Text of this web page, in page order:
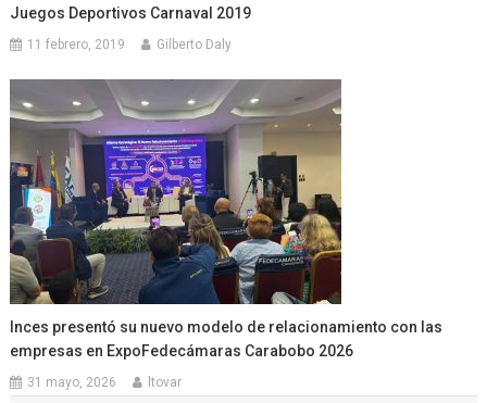
Juegos Deportivos Carnaval 2019
11 febrero, 2019 Gilberto Daly
Inces presentó su nuevo modelo de relacionamiento con las
empresas en ExpoFedecámaras Carabobo 2026
31 mayo, 2026 ltovar